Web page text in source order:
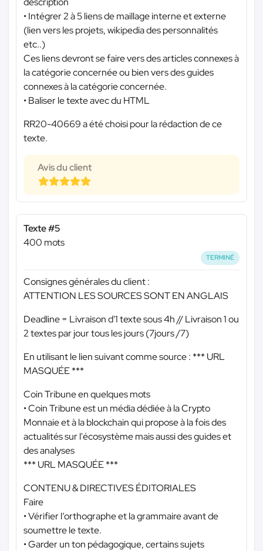
• Intégrer 2 à 5 liens de maillage interne et externe
(lien vers les projets, wikipedia des personnalités
etc..)
Ces liens devront se faire vers des articles connexes à
la catégorie concernée ou bien vers des guides
connexes à la catégorie concernée.
• Baliser le texte avec du HTML
RR20-40669 a été choisi pour la rédaction de ce
texte.
Avis du client
Texte #5
400 mots
TERMINÉ
Consignes générales du client :
ATTENTION LES SOURCES SONT EN ANGLAIS
Deadline = Livraison d'1 texte sous 4h // Livraison 1 ou
2 textes par jour tous les jours (7jours /7)
En utilisant le lien suivant comme source : *** URL
MASQUÉE ***
Coin Tribune en quelques mots
• Coin Tribune est un média dédiée à la Crypto
Monnaie et à la blockchain qui propose à la fois des
actualités sur l'écosystème mais aussi des guides et
des analyses
*** URL MASQUÉE ***
CONTENU & DIRECTIVES ÉDITORIALES
Faire
• Vérifier l’orthographe et la grammaire avant de
soumettre le texte.
• Garder un ton pédagogique, certains sujets